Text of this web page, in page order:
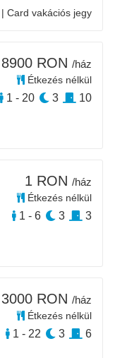
Card vakációs jegy
8900 RON /ház
Étkezés nélkül
1 - 20 3 10
1 RON /ház
Étkezés nélkül
1 - 6 3 3
3000 RON /ház
Étkezés nélkül
1 - 22 3 6